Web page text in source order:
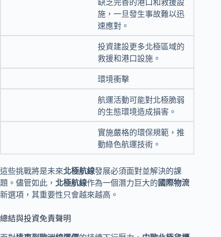
缺乏完善的港口和救援設
施，一旦發生事故難以迅
速應對。
投資建設更多北極區域的
救援和港口設施。
環境衝擊
航運活動可能對北極脆弱
的生態環境造成損害。
實施嚴格的環保規範，推
動綠色航運技術。
這些挑戰將是未來北極航線發展必須面對並解決的課
題。儘管如此， 北極航線作為一個潛力巨大的 國際物流
新選項，其重要性只會越來越高。
總結與投資免責聲明